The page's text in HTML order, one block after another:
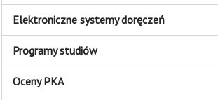
Elektroniczne systemy doręczeń
Programy studiów
Oceny PKA